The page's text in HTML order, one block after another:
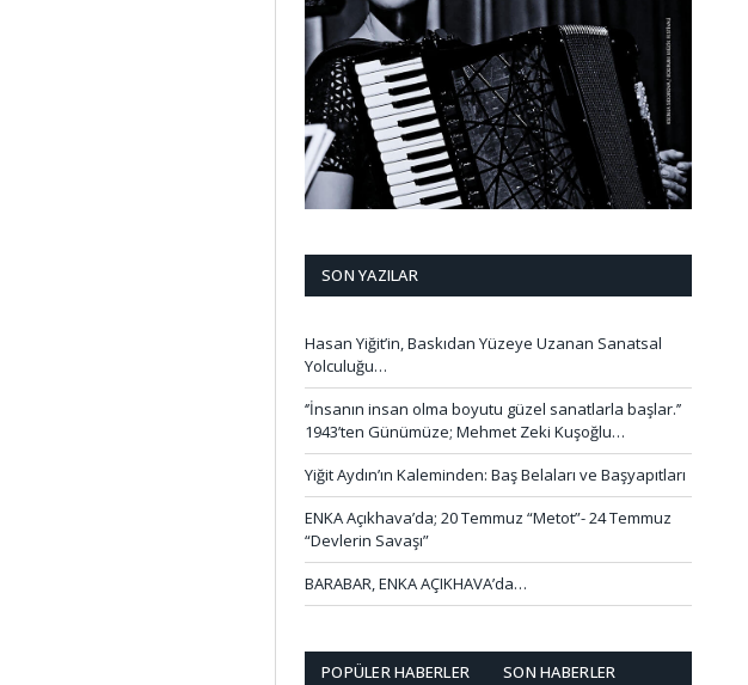
SON YAZILAR
Hasan Yiğit’in, Baskıdan Yüzeye Uzanan Sanatsal
Yolculuğu…
‘’İnsanın insan olma boyutu güzel sanatlarla başlar.’’
1943’ten Günümüze; Mehmet Zeki Kuşoğlu…
Yiğit Aydın’ın Kaleminden: Baş Belaları ve Başyapıtları
ENKA Açıkhava’da; 20 Temmuz “Metot”- 24 Temmuz
“Devlerin Savaşı”
BARABAR, ENKA AÇIKHAVA’da…
POPÜLER HABERLER SON HABERLER